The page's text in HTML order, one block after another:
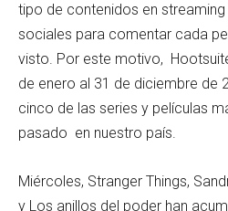
tipo de contenidos en
sociales para comentar cada
visto. Por este motivo,
de enero al 31 de diciembre de
cinco de las series y películas
pasado en nuestro país.
Miércoles, Stranger Things,
y Los anillos del poder han